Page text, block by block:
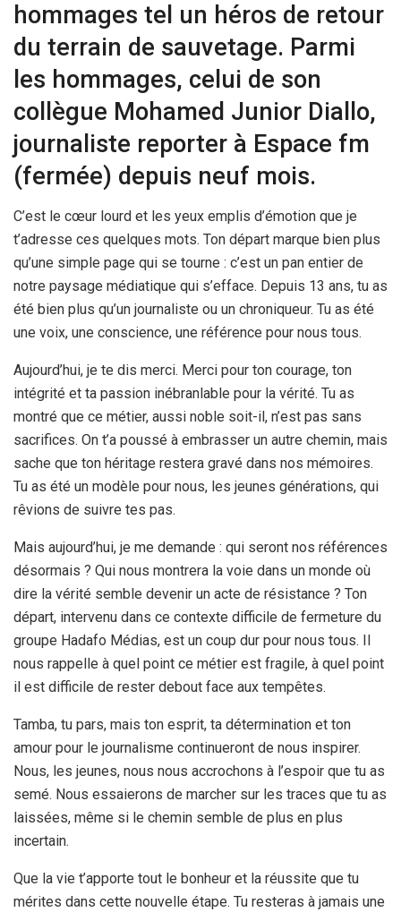
hommages tel un héros de retour
du terrain de sauvetage. Parmi
les hommages, celui de son
collègue Mohamed Junior Diallo,
journaliste reporter à Espace fm
(fermée) depuis neuf mois.
C’est le cœur lourd et les yeux emplis d’émotion que je
t’adresse ces quelques mots. Ton départ marque bien plus
qu’une simple page qui se tourne : c’est un pan entier de
notre paysage médiatique qui s’efface. Depuis 13 ans, tu as
été bien plus qu’un journaliste ou un chroniqueur. Tu as été
une voix, une conscience, une référence pour nous tous.
Aujourd’hui, je te dis merci. Merci pour ton courage, ton
intégrité et ta passion inébranlable pour la vérité. Tu as
montré que ce métier, aussi noble soit-il, n’est pas sans
sacrifices. On t’a poussé à embrasser un autre chemin, mais
sache que ton héritage restera gravé dans nos mémoires.
Tu as été un modèle pour nous, les jeunes générations, qui
rêvions de suivre tes pas.
Mais aujourd’hui, je me demande : qui seront nos références
désormais ? Qui nous montrera la voie dans un monde où
dire la vérité semble devenir un acte de résistance ? Ton
départ, intervenu dans ce contexte difficile de fermeture du
groupe Hadafo Médias, est un coup dur pour nous tous. Il
nous rappelle à quel point ce métier est fragile, à quel point
il est difficile de rester debout face aux tempêtes.
Tamba, tu pars, mais ton esprit, ta détermination et ton
amour pour le journalisme continueront de nous inspirer.
Nous, les jeunes, nous nous accrochons à l’espoir que tu as
semé. Nous essaierons de marcher sur les traces que tu as
laissées, même si le chemin semble de plus en plus
incertain.
Que la vie t’apporte tout le bonheur et la réussite que tu
mérites dans cette nouvelle étape. Tu resteras à jamais une